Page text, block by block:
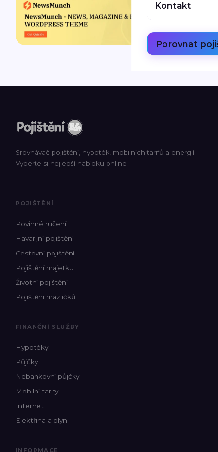
Kontakt
Porovnat
Srovnávač pojištění, hypoték, mobilních tarifů a energií.
Vyberte si nejlepší nabídku online.
POJIŠTĚNÍ
Povinné ručení
Havarijní pojištění
Cestovní pojištění
Pojištění majetku
Životní pojištění
Pojištění mazlíčků
FINANČNÍ SLUŽBY
Hypotéky
Půjčky
Nebankovní půjčky
Mobilní tarify
Internet
Elektřina a plyn
INFORMACE